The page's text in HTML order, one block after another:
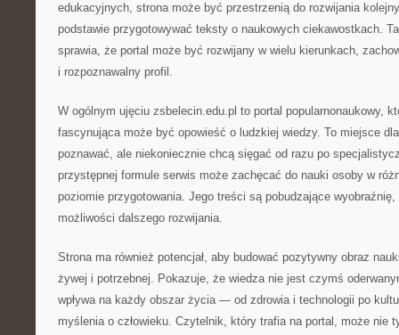
edukacyjnych, strona może być przestrzenią do rozwijania
podstawie przygotowywać teksty o naukowych ciekawostkach.
sprawia, że portal może być rozwijany w wielu kierunkach,
i rozpoznawalny profil.
W ogólnym ujęciu zsbelecin.edu.pl to portal popularnonaukowy,
fascynująca może być opowieść o ludzkiej wiedzy. To miejsce
poznawać, ale niekoniecznie chcą sięgać od razu po
przystępnej formule serwis może zachęcać do nauki osoby w
poziomie przygotowania. Jego treści są pobudzające
możliwości dalszego rozwijania.
Strona ma również potencjał, aby budować pozytywny obraz
żywej i potrzebnej. Pokazuje, że wiedza nie jest czymś
wpływa na każdy obszar życia — od zdrowia i technologii po
myślenia o człowieku. Czytelnik, który trafia na portal, może nie